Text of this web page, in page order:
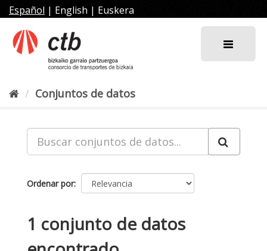
al
contenido
Español | English | Euskera
Conjuntos de datos
Ordenar por
1 conjunto de datos